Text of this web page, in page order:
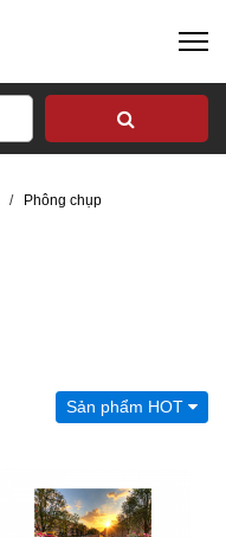
/ Phông chụp
Sản phẩm HOT